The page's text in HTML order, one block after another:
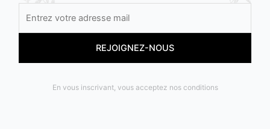
En vous inscrivant, vous acceptez nos conditions